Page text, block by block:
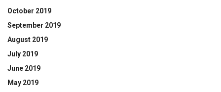
October 2019
September 2019
August 2019
July 2019
June 2019
May 2019